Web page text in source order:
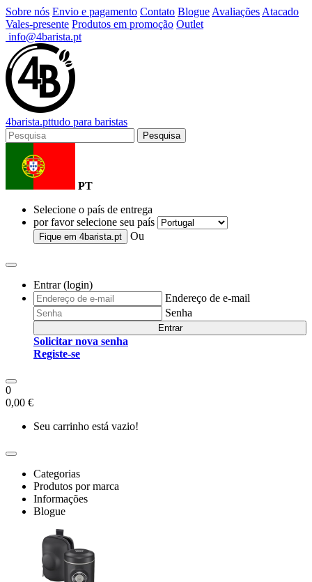
Sobre nós Envio e pagamento Contato Blogue Avaliações Atacado
Vales-presente Produtos em promoção Outlet
info@4barista.pt
4barista.pttudo para baristas
Pesquisa
PT
Selecione o país de entrega
por favor selecione seu país
Fique em 4barista.pt Ou
Entrar (login)
Endereço de e-mail
Senha
Entrar
Solicitar nova senha
Registe-se
0
0,00 €
Seu carrinho está vazio!
Categorias
Produtos por marca
Informações
Blogue